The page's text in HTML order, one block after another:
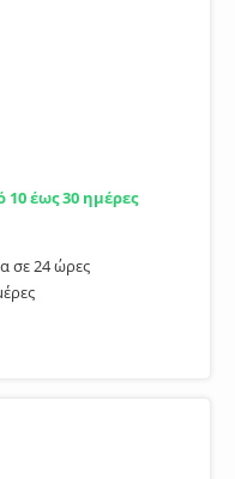
10 έως 30 ημέρες
σε 24 ώρες